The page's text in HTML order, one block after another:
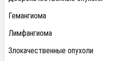
Гемангиома
Лимфангиома
Злокачественные опухоли